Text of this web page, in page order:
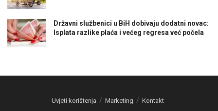
Državni službenici u BiH dobivaju dodatni novac:
Isplata razlike plaća i većeg regresa već počela
Uvjeti korištenja Marketing Kontakt